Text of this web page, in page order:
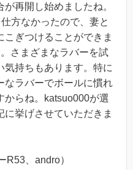
再開し始めましたね。
方なかったので、妻と
ぎつけることができま
さまざまなラバーを試
気持ちもあります。特に
なラバーでボールに慣れ
からね。katsuo000が選
挙げさせていただきま
、andro）